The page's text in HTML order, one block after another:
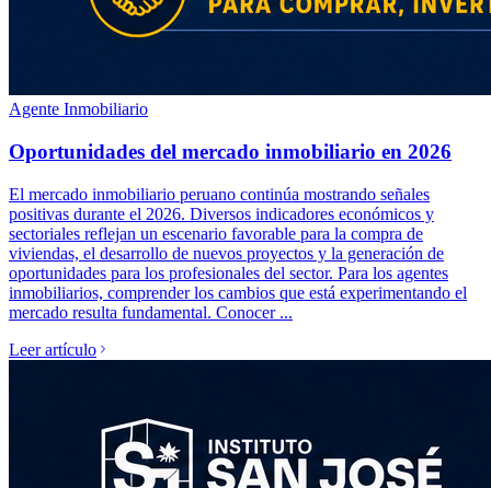
Agente Inmobiliario
Oportunidades del mercado inmobiliario en 2026
El mercado inmobiliario peruano continúa mostrando señales
positivas durante el 2026. Diversos indicadores económicos y
sectoriales reflejan un escenario favorable para la compra de
viviendas, el desarrollo de nuevos proyectos y la generación de
oportunidades para los profesionales del sector. Para los agentes
inmobiliarios, comprender los cambios que está experimentando el
mercado resulta fundamental. Conocer ...
Leer artículo